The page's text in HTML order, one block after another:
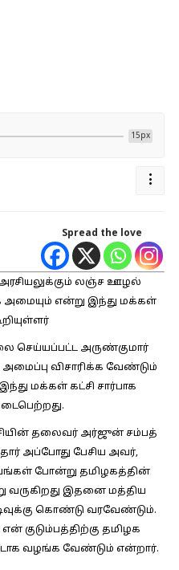
15px
Spread the love
லஞ்ச ஊழல்
அமையும் என்று இந்து மக்கள்
செய்யப்பட்ட அருண்குமார்
விசாரிக்க வேண்டும்
மக்கள் கட்சி சார்பாக
தலைவர் அர்ஜுன் சம்பத்
அப்போது பேசிய அவர்,
போன்று தமிழகத்தின்
வருகிறது இதனை மத்திய
கொண்டு வரவேண்டும்.
குடும்பத்திற்கு தமிழக
வழங்க வேண்டும் என்றார்.